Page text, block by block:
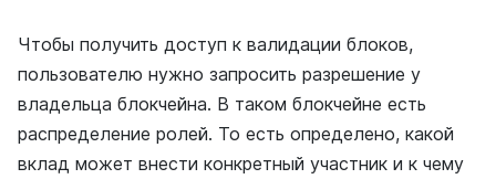
Чтобы получить доступ к валидации блоков,
пользователю нужно запросить разрешение у
владельца блокчейна. В таком блокчейне есть
распределение ролей. То есть определено, какой
вклад может внести конкретный участник и к чему